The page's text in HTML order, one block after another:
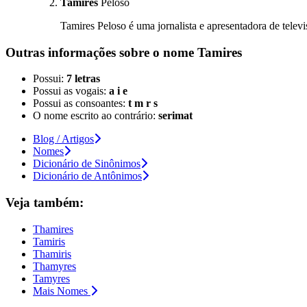
Tamires Peloso
Tamires Peloso é uma jornalista e apresentadora de
Outras informações sobre o nome Tamires
Possui: 7 letras
Possui as vogais: a i e
Possui as consoantes: t m r s
O nome escrito ao contrário: serimat
Blog / Artigos
Nomes
Dicionário de Sinônimos
Dicionário de Antônimos
Veja também:
Thamires
Tamiris
Thamiris
Thamyres
Tamyres
Mais Nomes